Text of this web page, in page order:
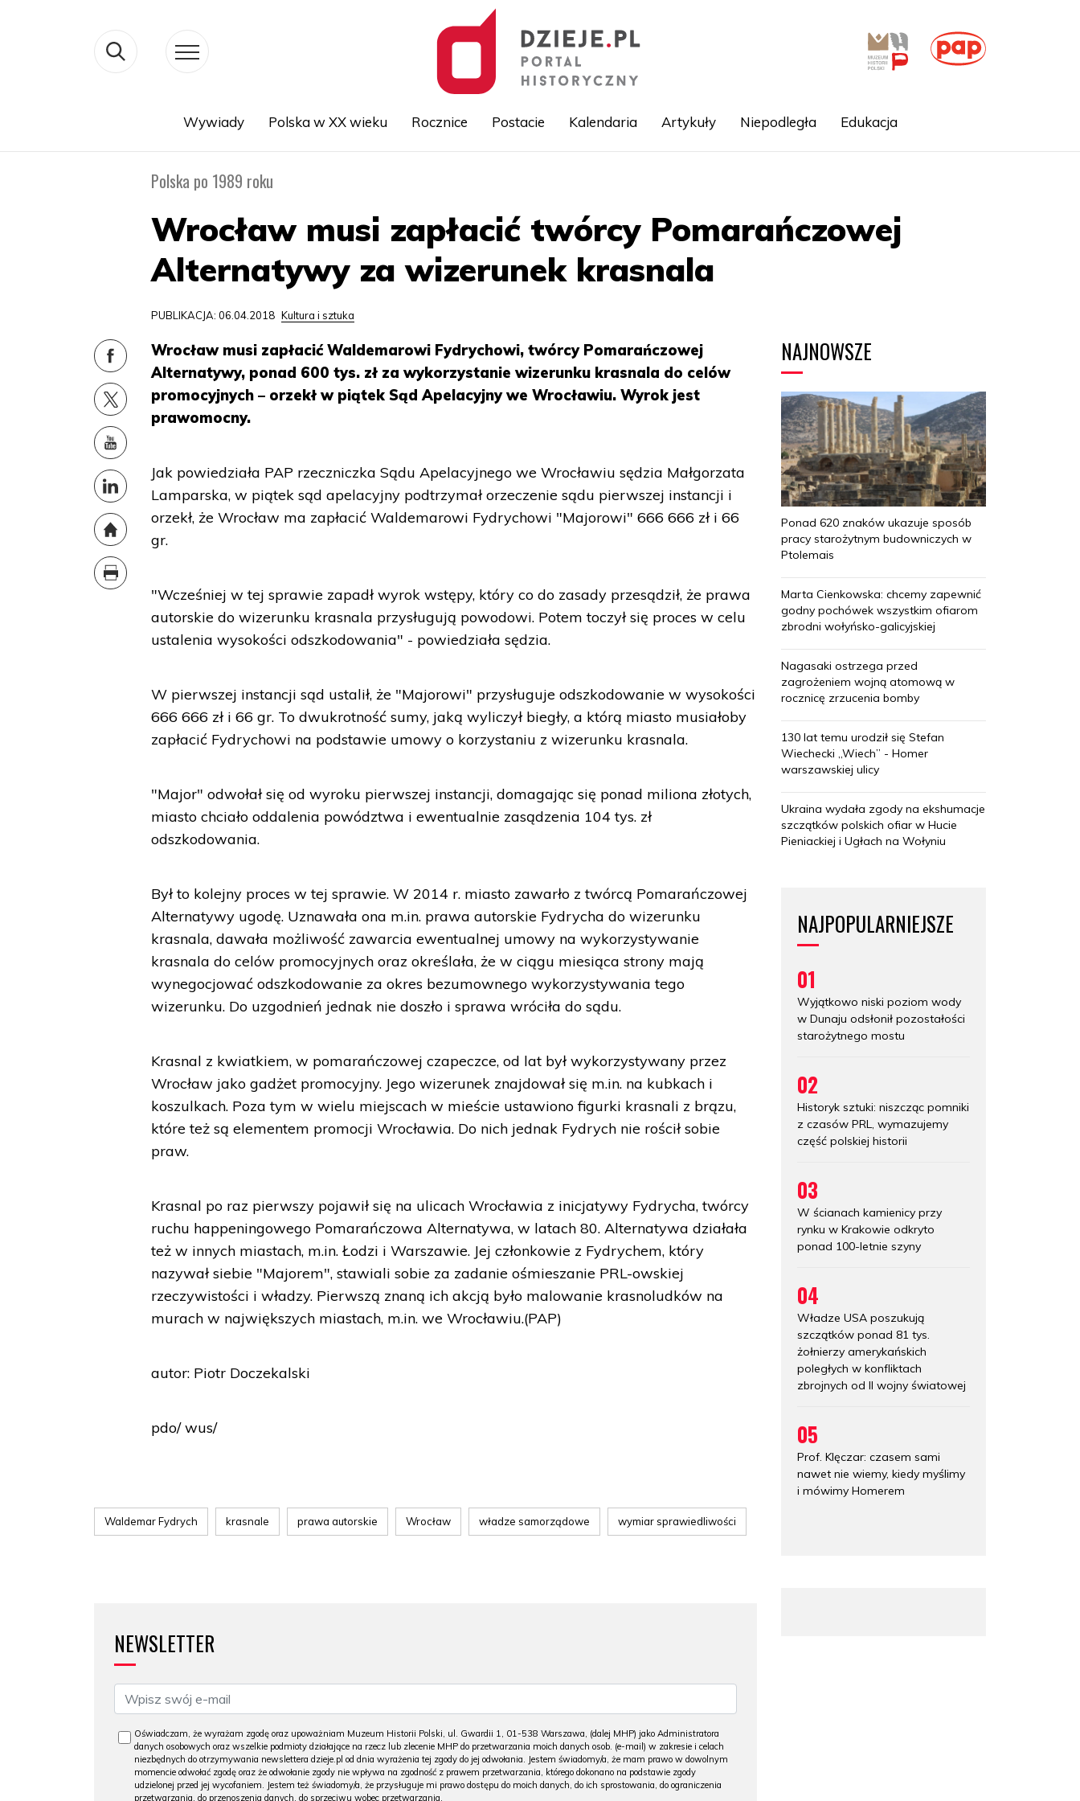
Wywiady Polska w XX wieku Rocznice Postacie Kalendaria Artykuły Niepodległa Edukacja
Polska po 1989 roku
Wrocław musi zapłacić twórcy Pomarańczowej
Alternatywy za wizerunek krasnala
PUBLIKACJA: 06.04.2018 Kultura i sztuka
Wrocław musi zapłacić Waldemarowi Fydrychowi, twórcy Pomarańczowej
Alternatywy, ponad 600 tys. zł za wykorzystanie wizerunku krasnala do celów
promocyjnych – orzekł w piątek Sąd Apelacyjny we Wrocławiu. Wyrok jest
prawomocny.
Jak powiedziała PAP rzeczniczka Sądu Apelacyjnego we Wrocławiu sędzia Małgorzata
Lamparska, w piątek sąd apelacyjny podtrzymał orzeczenie sądu pierwszej instancji i
orzekł, że Wrocław ma zapłacić Waldemarowi Fydrychowi "Majorowi" 666 666 zł i 66
gr.
"Wcześniej w tej sprawie zapadł wyrok wstępy, który co do zasady przesądził, że prawa
autorskie do wizerunku krasnala przysługują powodowi. Potem toczył się proces w celu
ustalenia wysokości odszkodowania" - powiedziała sędzia.
W pierwszej instancji sąd ustalił, że "Majorowi" przysługuje odszkodowanie w wysokości
666 666 zł i 66 gr. To dwukrotność sumy, jaką wyliczył biegły, a którą miasto musiałoby
zapłacić Fydrychowi na podstawie umowy o korzystaniu z wizerunku krasnala.
"Major" odwołał się od wyroku pierwszej instancji, domagając się ponad miliona złotych,
miasto chciało oddalenia powództwa i ewentualnie zasądzenia 104 tys. zł
odszkodowania.
Był to kolejny proces w tej sprawie. W 2014 r. miasto zawarło z twórcą Pomarańczowej
Alternatywy ugodę. Uznawała ona m.in. prawa autorskie Fydrycha do wizerunku
krasnala, dawała możliwość zawarcia ewentualnej umowy na wykorzystywanie
krasnala do celów promocyjnych oraz określała, że w ciągu miesiąca strony mają
wynegocjować odszkodowanie za okres bezumownego wykorzystywania tego
wizerunku. Do uzgodnień jednak nie doszło i sprawa wróciła do sądu.
Krasnal z kwiatkiem, w pomarańczowej czapeczce, od lat był wykorzystywany przez
Wrocław jako gadżet promocyjny. Jego wizerunek znajdował się m.in. na kubkach i
koszulkach. Poza tym w wielu miejscach w mieście ustawiono figurki krasnali z brązu,
które też są elementem promocji Wrocławia. Do nich jednak Fydrych nie rościł sobie
praw.
Krasnal po raz pierwszy pojawił się na ulicach Wrocławia z inicjatywy Fydrycha, twórcy
ruchu happeningowego Pomarańczowa Alternatywa, w latach 80. Alternatywa działała
też w innych miastach, m.in. Łodzi i Warszawie. Jej członkowie z Fydrychem, który
nazywał siebie "Majorem", stawiali sobie za zadanie ośmieszanie PRL-owskiej
rzeczywistości i władzy. Pierwszą znaną ich akcją było malowanie krasnoludków na
murach w największych miastach, m.in. we Wrocławiu.(PAP)
autor: Piotr Doczekalski
pdo/ wus/
Waldemar Fydrych krasnale prawa autorskie Wrocław władze samorządowe wymiar sprawiedliwości
NEWSLETTER
Oświadczam, że wyrażam zgodę oraz upoważniam Muzeum Historii Polski, ul. Gwardii 1, 01-538 Warszawa, (dalej MHP) jako Administratora
danych osobowych oraz wszelkie podmioty działające na rzecz lub zlecenie MHP do przetwarzania moich danych osob. (e-mail) w zakresie i celach
niezbędnych do otrzymywania newslettera dzieje.pl od dnia wyrażenia tej zgody do jej odwołania. Jestem świadomy/a, że mam prawo w dowolnym
momencie odwołać zgodę oraz że odwołanie zgody nie wpływa na zgodność z prawem przetwarzania, którego dokonano na podstawie zgody
udzielonej przed jej wycofaniem. Jestem też świadomy/a, że przysługuje mi prawo dostępu do moich danych, do ich sprostowania, do ograniczenia
przetwarzania, do przenoszenia danych, do sprzeciwu wobec przetwarzania.
NAJNOWSZE
Ponad 620 znaków ukazuje sposób
pracy starożytnym budowniczych w
Ptolemais
Marta Cienkowska: chcemy zapewnić
godny pochówek wszystkim ofiarom
zbrodni wołyńsko-galicyjskiej
Nagasaki ostrzega przed
zagrożeniem wojną atomową w
rocznicę zrzucenia bomby
130 lat temu urodził się Stefan
Wiechecki „Wiech” - Homer
warszawskiej ulicy
Ukraina wydała zgody na ekshumacje
szczątków polskich ofiar w Hucie
Pieniackiej i Ugłach na Wołyniu
NAJPOPULARNIEJSZE
01
Wyjątkowo niski poziom wody
w Dunaju odsłonił pozostałości
starożytnego mostu
02
Historyk sztuki: niszcząc pomniki
z czasów PRL, wymazujemy
część polskiej historii
03
W ścianach kamienicy przy
rynku w Krakowie odkryto
ponad 100-letnie szyny
04
Władze USA poszukują
szczątków ponad 81 tys.
żołnierzy amerykańskich
poległych w konfliktach
zbrojnych od II wojny światowej
05
Prof. Klęczar: czasem sami
nawet nie wiemy, kiedy myślimy
i mówimy Homerem